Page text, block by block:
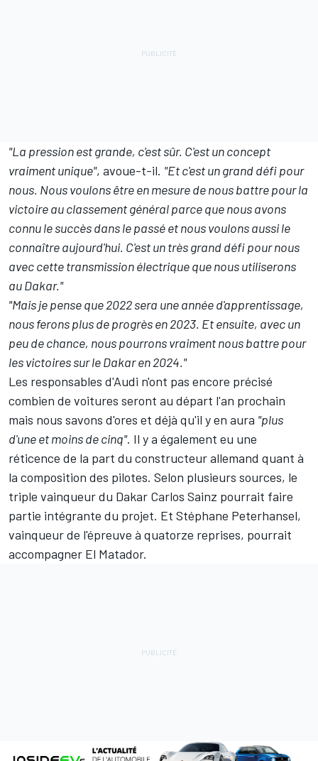
"La pression est grande, c'est sûr. C'est un concept
vraiment unique", avoue-t-il. "Et c'est un grand défi pour
nous. Nous voulons être en mesure de nous battre pour la
victoire au classement général parce que nous avons
connu le succès dans le passé et nous voulons aussi le
connaître aujourd'hui. C'est un très grand défi pour nous
avec cette transmission électrique que nous utiliserons
au Dakar."
"Mais je pense que 2022 sera une année d'apprentissage,
nous ferons plus de progrès en 2023. Et ensuite, avec un
peu de chance, nous pourrons vraiment nous battre pour
les victoires sur le Dakar en 2024."
Les responsables d'Audi n'ont pas encore précisé
combien de voitures seront au départ l'an prochain
mais nous savons d'ores et déjà qu'il y en aura "plus
d'une et moins de cinq". Il y a également eu une
réticence de la part du constructeur allemand quant à
la composition des pilotes. Selon plusieurs sources, le
triple vainqueur du Dakar Carlos Sainz pourrait faire
partie intégrante du projet. Et Stéphane Peterhansel,
vainqueur de l'épreuve à quatorze reprises, pourrait
accompagner El Matador.